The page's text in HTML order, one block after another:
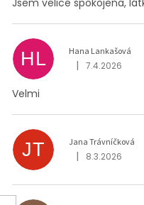
HL Hana Lankašová
Hodnocení
| 7.4.2026
Velmi
JT Jana Trávníčková
Hodnocení
| 8.3.2026